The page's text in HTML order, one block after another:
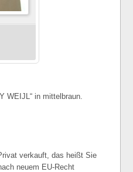
WEIJL“ in mittelbraun.
verkauft, das heißt Sie
neuem EU-Recht